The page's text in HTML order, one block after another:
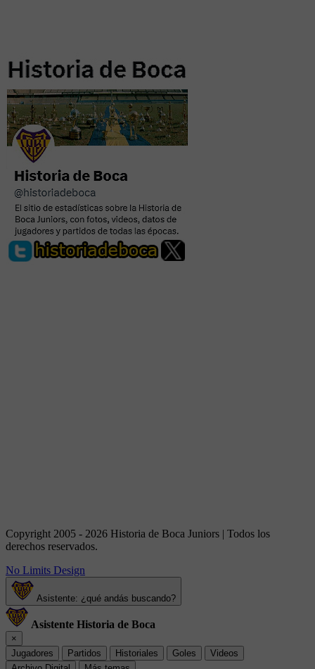
Copyright 2005 - 2026 Historia de Boca Juniors | Todos los
derechos reservados.
No Limits Design
Asistente: ¿qué andás buscando?
Asistente Historia de Boca
×
Jugadores
Partidos Historiales Goles
Videos